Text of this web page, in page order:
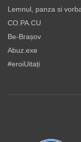
Lemnul, panza si
CO.PA.CU
Be-Brașov
Abuz.exe
#eroiUitați